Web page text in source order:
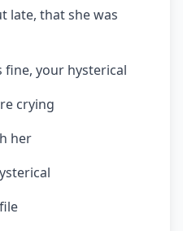
late, that she was
fine, your hysterical
crying
her